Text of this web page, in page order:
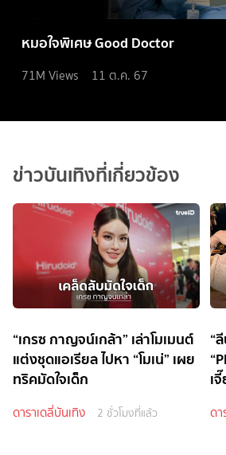
หมอใจพิเศษ Good Doctor
71M Views 11 ต.ค. 67
ข่าวบันเทิงที่เกี่ยวข้อง
“เกรซ กาญจน์เกล้า” เล่าโมเมนต์
แต่งชุดแอเรียล ไปหา “โมเน่” เผย
ทริคมัดใจเด็ก
ดาราเดลี่บันเทิง 2 ชั่วโมงที่แล้ว
“
เ
ดา